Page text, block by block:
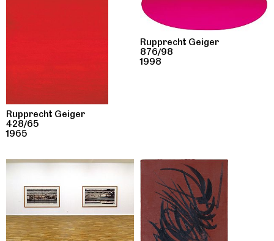
Rupprecht Geiger
428/65
1965
Rupprecht Geiger
876/98
1998